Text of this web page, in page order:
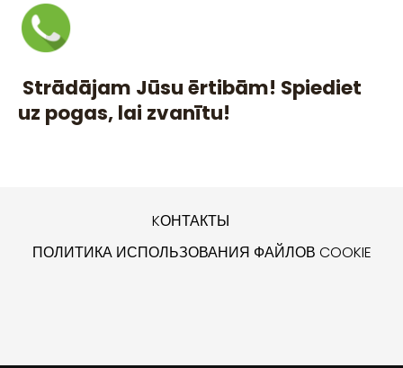
Strādājam Jūsu ērtibām! Spiediet
uz pogas, lai zvanītu!
KОНТАКТЫ
ПОЛИТИКА ИСПОЛЬЗОВАНИЯ ФАЙЛОВ COOKIE